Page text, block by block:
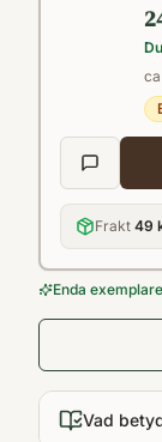
Frakt 49
Enda
Vad